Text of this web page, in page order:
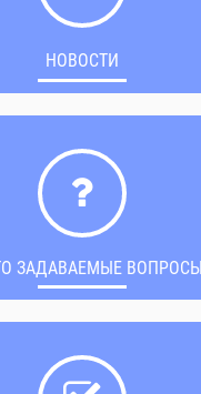
НОВОСТИ
ЗАДАВАЕМЫЕ ВОПРОСЫ